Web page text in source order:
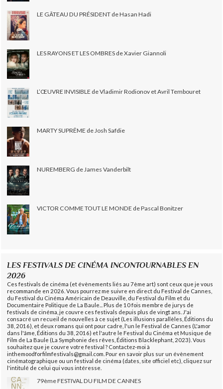
LE GÂTEAU DU PRÉSIDENT de Hasan Hadi
LES RAYONS ET LES OMBRES de Xavier Giannoli
L’ŒUVRE INVISIBLE de Vladimir Rodionov et Avril Tembouret
MARTY SUPRÊME de Josh Safdie
NUREMBERG de James Vanderbilt
VICTOR COMME TOUT LE MONDE de Pascal Bonitzer
LES FESTIVALS DE CINÉMA INCONTOURNABLES EN
2026
Ces festivals de cinéma (et évènements liés au 7ème art) sont ceux que je vous
recommande en 2026. Vous pourrez me suivre en direct du Festival de Cannes,
du Festival du Cinéma Américain de Deauville, du Festival du Film et du
Documentaire Politique de La Baule... Plus de 10 fois membre de jurys de
festivals de cinéma, je couvre ces festivals depuis plus de vingt ans. J'ai
consacré un recueil de nouvelles à ce sujet (Les illusions parallèles, Éditions du
38, 2016), et deux romans qui ont pour cadre, l'un le Festival de Cannes (L'amor
dans l'âme, Éditions du 38, 2016) et l'autre le Festival du Cinéma et Musique de
Film de La Baule (La Symphonie des rêves, Éditions Blacklephant, 2023). Vous
souhaitez que je couvre votre festival ? Contactez-moi à
inthemoodforfilmfestivals@gmail.com. Pour en savoir plus sur un évènement
cinématographique ou un festival de cinéma (dates, site officiel etc), cliquez sur
l'intitulé de celui qui vous intéresse.
79ème FESTIVAL DU FILM DE CANNES